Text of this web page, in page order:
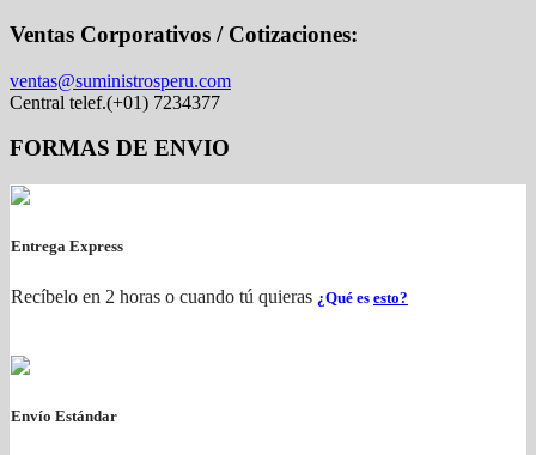
Ventas Corporativos / Cotizaciones:
ventas@suministrosperu.com
Central telef.(+01) 7234377
FORMAS DE ENVIO
Entrega Express
Recíbelo en 2 horas o cuando tú quieras ¿Qué es esto?
Envío Estándar